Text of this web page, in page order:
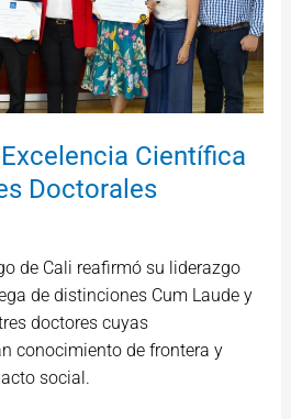
Científica
Doctorales
de Cali reafirmó su liderazgo
de distinciones Cum Laude y
doctores cuyas
conocimiento de frontera y
social.